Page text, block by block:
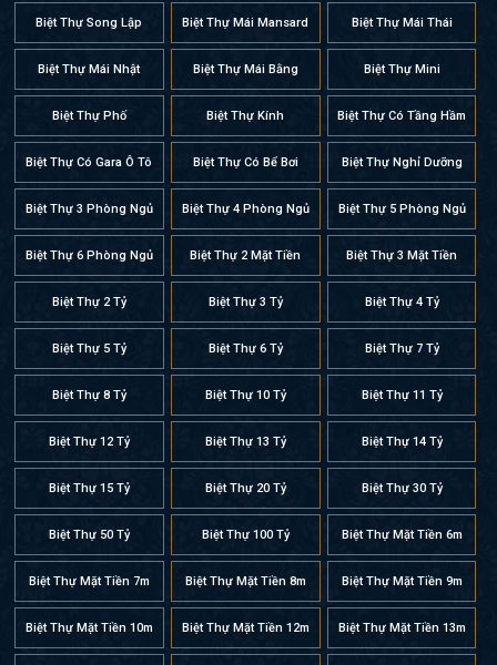
Biệt Thự Song Lập Biệt Thự Mái Mansard Biệt Thự Mái Thái
Biệt Thự Mái Nhật Biệt Thự Mái Bằng Biệt Thự Mini
Biệt Thự Phố Biệt Thự Kính Biệt Thự Có Tầng Hầm
Biệt Thự Có Gara Ô Tô Biệt Thự Có Bể Bơi Biệt Thự Nghỉ Dưỡng
Biệt Thự 3 Phòng Ngủ Biệt Thự 4 Phòng Ngủ Biệt Thự 5 Phòng Ngủ
Biệt Thự 6 Phòng Ngủ Biệt Thự 2 Mặt Tiền Biệt Thự 3 Mặt Tiền
Biệt Thự 2 Tỷ Biệt Thự 3 Tỷ Biệt Thự 4 Tỷ
Biệt Thự 5 Tỷ Biệt Thự 6 Tỷ Biệt Thự 7 Tỷ
Biệt Thự 8 Tỷ Biệt Thự 10 Tỷ Biệt Thự 11 Tỷ
Biệt Thự 12 Tỷ Biệt Thự 13 Tỷ Biệt Thự 14 Tỷ
Biệt Thự 15 Tỷ Biệt Thự 20 Tỷ Biệt Thự 30 Tỷ
Biệt Thự 50 Tỷ Biệt Thự 100 Tỷ Biệt Thự Mặt Tiền 6m
Biệt Thự Mặt Tiền 7m Biệt Thự Mặt Tiền 8m Biệt Thự Mặt Tiền 9m
Biệt Thự Mặt Tiền 10m Biệt Thự Mặt Tiền 12m Biệt Thự Mặt Tiền 13m